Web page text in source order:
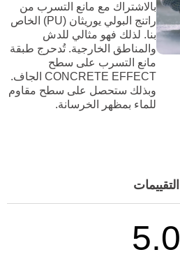
بالاشتراك مع مانع التسرب من
راتنج البولي يوريثان (PU) الخاص
بنا. لذلك فهو مثالي للدش
والمناطق الخارجية. تُدحرج طبقة
مانع التسرب على سطح
CONCRETE EFFECT الجاف.
وبذلك ستحصل على سطح مقاوم
للماء بمظهر الخرسانة.
التقييمات
5.0